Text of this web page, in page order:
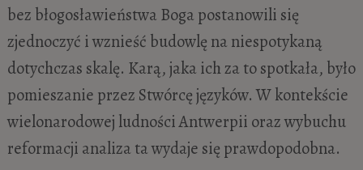
bez błogosławieństwa Boga postanowili się
zjednoczyć i wznieść budowlę na niespotykaną
dotychczas skalę. Karą, jaka ich za to spotkała, było
pomieszanie przez Stwórcę języków. W kontekście
wielonarodowej ludności Antwerpii oraz wybuchu
reformacji analiza ta wydaje się prawdopodobna.